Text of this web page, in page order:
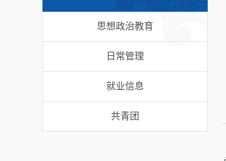
思想政治教育
日常管理
就业信息
共青团